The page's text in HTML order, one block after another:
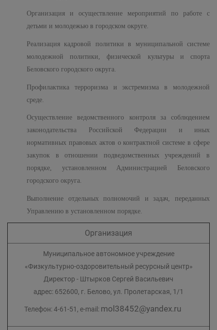
Организация и осуществление мероприятий по работе с
детьми и молодежью в городском округе.
Реализация кадровой политики в муниципальной системе
молодежной политики, физической культуры и спорта
Беловского городского округа.
Профилактика терроризма и экстремизма в молодежной
среде.
Осуществление ведомственного контроля за соблюдением
законодательства Российской Федерации и иных
нормативных правовых актов о контрактной системе в сфере
закупок в отношении подведомственных учреждений в
порядке, установленном Администрацией Беловского
городского округа.
Выполнение отдельных полномочий и задач, переданных
Управлению в установленном порядке.
Организация
Муниципальное автономное учреждение
«Физкультурно-оздоровительный ресурсный центр»
Директор - Штырков Сергей Васильевич
адрес: 652600, г. Белово, ул. Пролетарская, 1/1
Телефон: 4-61-51, e-mail: mol38452@yandex.ru